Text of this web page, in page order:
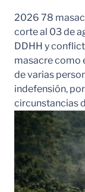
2026 78
corte al 03 de
DDHH y
masacre como
de varias
indefensión,
circunstancias